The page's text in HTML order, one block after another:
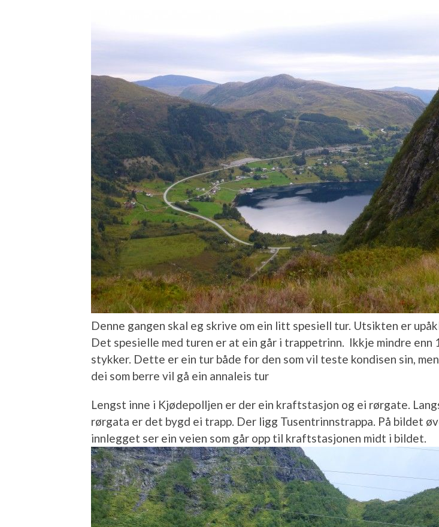
Denne gangen skal eg skrive om ein litt spesiell tur. Utsikten er
Det spesielle med turen er at ein går i trappetrinn. Ikkje mindre enn
stykker. Dette er ein tur både for den som vil teste kondisen sin,
dei som berre vil gå ein annaleis tur
Lengst inne i Kjødepolljen er der ein kraftstasjon og ei rørgate.
rørgata er det bygd ei trapp. Der ligg Tusentrinnstrappa. På bildet
innlegget ser ein veien som går opp til kraftstasjonen midt i bildet.